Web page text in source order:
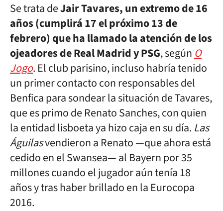
Se trata deJair Tavares, un extremo de 16
años (cumplirá 17 el próximo 13 de
febrero) que ha llamado la atención de los
ojeadores de Real Madrid y PSG, según O
Jogo. El club parisino, incluso habría tenido
un primer contacto con responsables del
Benfica para sondear la situación de Tavares,
que es primo de Renato Sanches, con quien
la entidad lisboeta ya hizo caja en su día. Las
Águilasvendieron a Renato —que ahora está
cedido en el Swansea— al Bayern por 35
millones cuando el jugador aún tenía 18
años y tras haber brillado en la Eurocopa
2016.